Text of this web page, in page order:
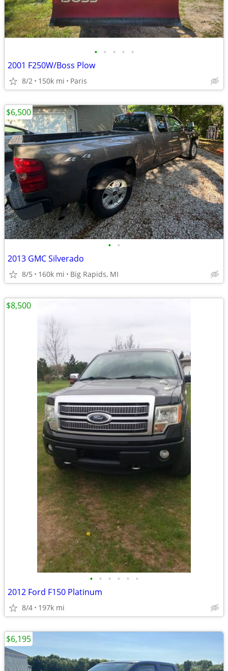
• • • • •
2001 F250W/Boss Plow
8/2 150k mi Paris
• •
2013 GMC Silverado
8/5 160k mi Big Rapids, MI
$6,500
• • • • • •
2012 Ford F150 Platinum
8/4 197k mi
$8,500
$6,195